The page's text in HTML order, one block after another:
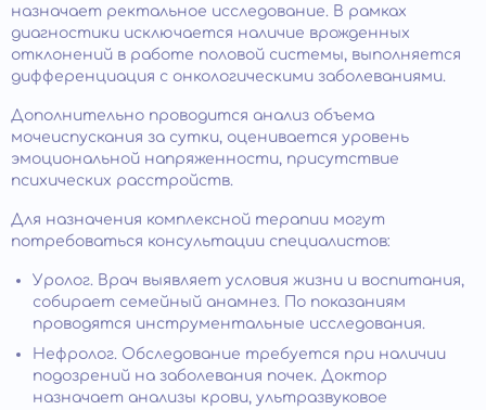
назначает ректальное исследование. В рамках
диагностики исключается наличие врожденных
отклонений в работе половой системы, выполняется
дифференциация с онкологическими заболеваниями.
Дополнительно проводится анализ объема
мочеиспускания за сутки, оценивается уровень
эмоциональной напряженности, присутствие
психических расстройств.
Для назначения комплексной терапии могут
потребоваться консультации специалистов:
Уролог. Врач выявляет условия жизни и воспитания,
собирает семейный анамнез. По показаниям
проводятся инструментальные исследования.
Нефролог. Обследование требуется при наличии
подозрений на заболевания почек. Доктор
назначает анализы крови, ультразвуковое